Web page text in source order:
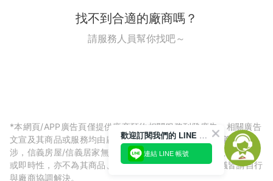
找不到合適的廠商嗎？
請服務人員幫你找吧～
*本網頁/APP廣告頁僅提供廠商預約相關服務刊登廣告，相關廣告
文宣及其商品或服務均由廠商自行提供，與信義房屋/信義居家無
涉，信義房屋/信義居家無法擔保廠商廣告內容的正確性、可信度
或即時性，亦不為其商品、服務品質負責，所生任何爭議皆請自行
與廠商協調解決。
歡迎訂閱我們的 LINE 官方帳號
連結 LINE 帳號